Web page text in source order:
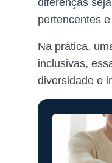
diferenças
pertencentes
Na prática,
inclusivas,
diversidade e